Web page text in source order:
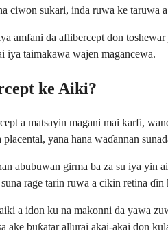
ciwon sukari, inda ruwa ke taruwa
amfani da aflibercept don
iya taimakawa wajen magancewa.
ke Aiki?
a matsayin magani mai ƙarfi,
yana hana waɗannan
abubuwan girma ba za su iya yin
rage tarin ruwa a cikin retina
a idon ku na makonni da yawa
ake buƙatar allurai akai-akai don